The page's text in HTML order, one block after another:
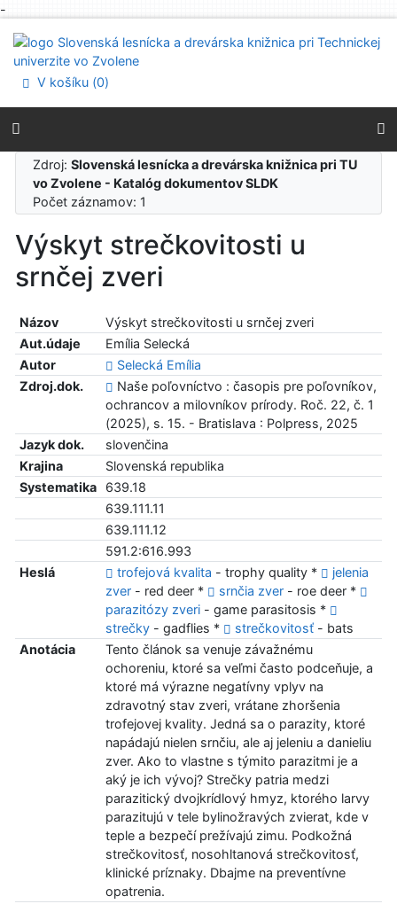
-
Prejsť na menu
Prehlásenie o webovej prístupnosti
V košíku (0)
Zdroj:Slovenská lesnícka a drevárska knižnica pri TU
vo Zvolene - Katalóg dokumentov SLDK
Počet záznamov: 1
Výskyt strečkovitosti u
srnčej zveri
Názov
Výskyt strečkovitosti u srnčej zveri
Aut.údaje
Emília Selecká
Autor
Selecká Emília
Zdroj.dok.
Naše poľovníctvo : časopis pre poľovníkov,
ochrancov a milovníkov prírody. Roč. 22, č. 1
(2025), s. 15. - Bratislava : Polpress, 2025
Jazyk dok.
slovenčina
Krajina
Slovenská republika
Systematika
639.18
639.111.11
639.111.12
591.2:616.993
Heslá
trofejová kvalita - trophy quality *
jelenia
zver- red deer * srnčia zver- roe deer *
parazitózy zveri- game parasitosis *
strečky- gadflies * strečkovitosť- bats
Anotácia
Tento článok sa venuje závažnému
ochoreniu, ktoré sa veľmi často podceňuje, a
ktoré má výrazne negatívny vplyv na
zdravotný stav zveri, vrátane zhoršenia
trofejovej kvality. Jedná sa o parazity, ktoré
napádajú nielen srnčiu, ale aj jeleniu a danieliu
zver. Ako to vlastne s týmito parazitmi je a
aký je ich vývoj? Strečky patria medzi
parazitický dvojkrídlový hmyz, ktorého larvy
parazitujú v tele bylinožravých zvierat, kde v
teple a bezpečí prežívajú zimu. Podkožná
strečkovitosť, nosohltanová strečkovitosť,
klinické príznaky. Dbajme na preventívne
opatrenia.